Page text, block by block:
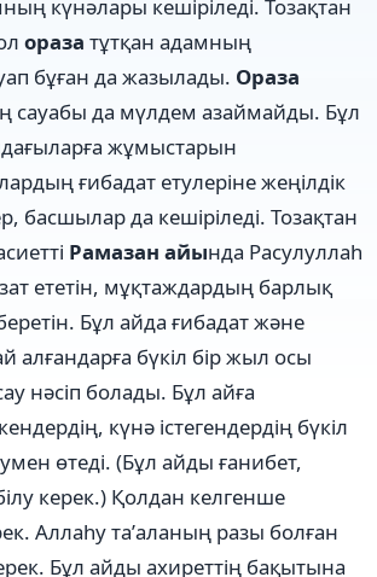
күнәлары кешіріледі. Тозақтан
ораза тұтқан адамның
бұған да жазылады. Ораза
сауабы да мүлдем азаймайды. Бұл
жұмыстарын
ғибадат етулеріне жеңілдік
басшылар да кешіріледі. Тозақтан
Рамазан айында Расулуллаһ
ететін, мұқтаждардың барлық
Бұл айда ғибадат және
алғандарға бүкіл бір жыл осы
нәсіп болады. Бұл айға
күнә істегендердің бүкіл
өтеді. (Бұл айды ғанибет,
керек.) Қолдан келгенше
Аллаһу та’аланың разы болған
Бұл айды ахиреттің бақытына